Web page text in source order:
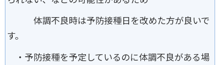
体調不良時は予防接種日を改めた方が良いで
す。
・予防接種を予定しているのに体調不良がある場